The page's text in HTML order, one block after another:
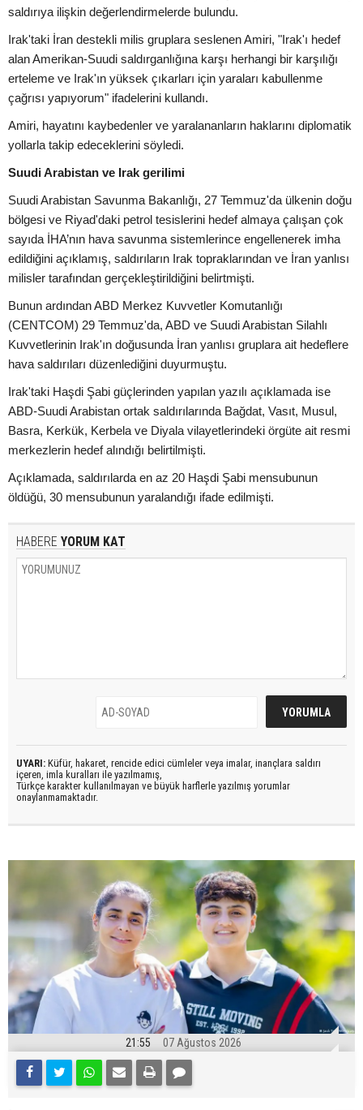
saldırıya ilişkin değerlendirmelerde bulundu.
Irak'taki İran destekli milis gruplara seslenen Amiri, "Irak'ı hedef
alan Amerikan-Suudi saldırganlığına karşı herhangi bir karşılığı
erteleme ve Irak'ın yüksek çıkarları için yaraları kabullenme
çağrısı yapıyorum" ifadelerini kullandı.
Amiri, hayatını kaybedenler ve yaralananların haklarını diplomatik
yollarla takip edeceklerini söyledi.
Suudi Arabistan ve Irak gerilimi
Suudi Arabistan Savunma Bakanlığı, 27 Temmuz'da ülkenin doğu
bölgesi ve Riyad'daki petrol tesislerini hedef almaya çalışan çok
sayıda İHA’nın hava savunma sistemlerince engellenerek imha
edildiğini açıklamış, saldırıların Irak topraklarından ve İran yanlısı
milisler tarafından gerçekleştirildiğini belirtmişti.
Bunun ardından ABD Merkez Kuvvetler Komutanlığı
(CENTCOM) 29 Temmuz'da, ABD ve Suudi Arabistan Silahlı
Kuvvetlerinin Irak'ın doğusunda İran yanlısı gruplara ait hedeflere
hava saldırıları düzenlediğini duyurmuştu.
Irak'taki Haşdi Şabi güçlerinden yapılan yazılı açıklamada ise
ABD-Suudi Arabistan ortak saldırılarında Bağdat, Vasıt, Musul,
Basra, Kerkük, Kerbela ve Diyala vilayetlerindeki örgüte ait resmi
merkezlerin hedef alındığı belirtilmişti.
Açıklamada, saldırılarda en az 20 Haşdi Şabi mensubunun
öldüğü, 30 mensubunun yaralandığı ifade edilmişti.
HABERE YORUM KAT
UYARI: Küfür, hakaret, rencide edici cümleler veya imalar, inançlara saldırı
içeren, imla kuralları ile yazılmamış,
Türkçe karakter kullanılmayan ve büyük harflerle yazılmış yorumlar
onaylanmamaktadır.
21:55 07 Ağustos 2026